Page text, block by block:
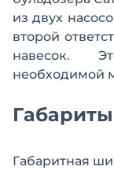
из двух
второй
навесок.
необходимой
Габаритная